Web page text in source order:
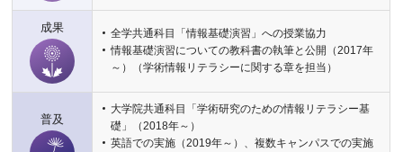
成果
全学共通科目「情報基礎演習」への授業協力
情報基礎演習についての教科書の執筆と公開（2017年
～）（学術情報リテラシーに関する章を担当）
普及
大学院共通科目「学術研究のための情報リテラシー基
礎」（2018年～）
英語での実施（2019年～）、複数キャンパスでの実施